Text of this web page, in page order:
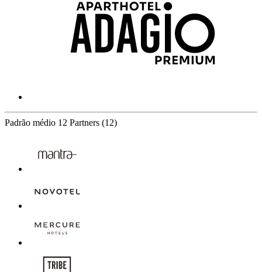
Padrão médio 12 Partners (12)